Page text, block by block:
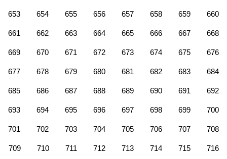
653 654 655 656 657 658 659 660
661 662 663 664 665 666 667 668
669 670 671 672 673 674 675 676
677 678 679 680 681 682 683 684
685 686 687 688 689 690 691 692
693 694 695 696 697 698 699 700
701 702 703 704 705 706 707 708
709 710 711 712 713 714 715 716